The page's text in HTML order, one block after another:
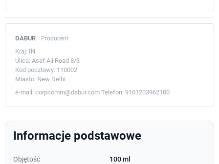
DABUR Producent
Kraj: IN
Ulica: Asaf Ali Road 8/3
Kod pocztowy: 110002
Miasto: New Delhi
e-mail: corpcomm@dabur.com Telefon: 9101203962100
Informacje podstawowe
Objętość 100 ml